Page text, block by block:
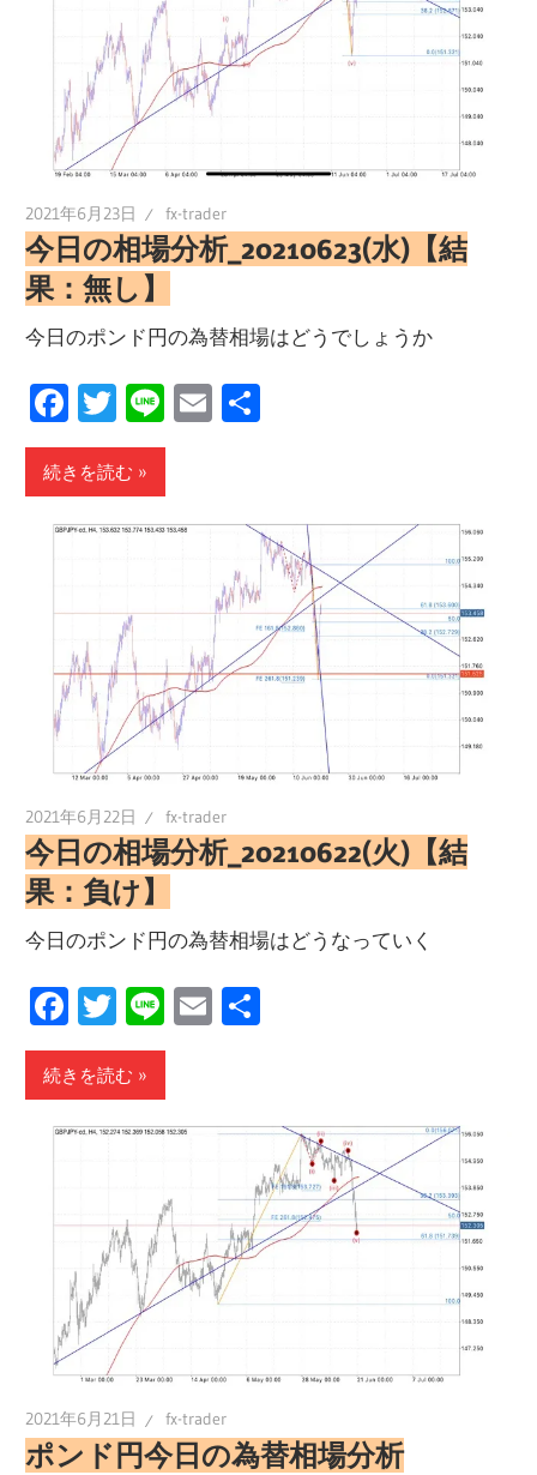
2021年6月23日 fx-trader
今日の相場分析_20210623(水)【結
果：無し】
今日のポンド円の為替相場はどうでしょうか
Facebook
Twitter
LineEmail
続きを読む
2021年6月22日 fx-trader
今日の相場分析_20210622(火)【結
果：負け】
今日のポンド円の為替相場はどうなっていく
Facebook
Twitter
LineEmail
続きを読む
2021年6月21日 fx-trader
ポンド円今日の為替相場分析